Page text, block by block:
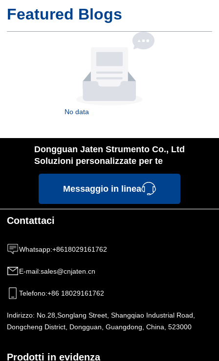
Featured Blogs
No data
Dongguan Jaten Strumento Co., Ltd
Soluzioni personalizzate per te
Messaggio in linea
Contattaci
Whatsapp:+8618029161762
E-mail:sales@cnjaten.cn
Telefono:+86 18029161762
Indirizzo: No.28,Songlang Street, Shangqiao Industrial Road,
Dongcheng District, Dongguan, Guangdong, China, 523000
Prodotti in evidenza